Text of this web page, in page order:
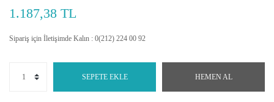
1.187,38 TL
Sipariş için İletişimde Kalın : 0(212) 224 00 92
SEPETE EKLE HEMEN AL